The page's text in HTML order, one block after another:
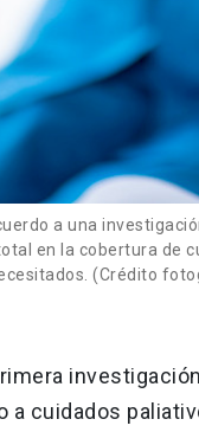
a una
en la cobertura de
(Crédito
a cuidados